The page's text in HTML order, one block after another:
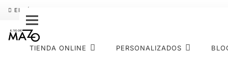
ENVÍO GRATIS
TIENDA ONLINE PERSONALIZADOS